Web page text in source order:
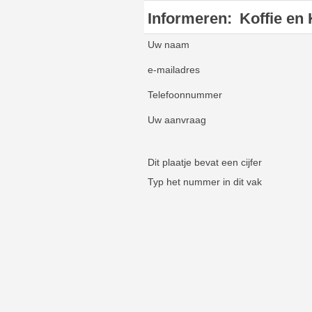
Informeren: Koffie en
Uw naam
e-mailadres
Telefoonnummer
Uw aanvraag
Dit plaatje bevat een cijfer
Typ het nummer in dit vak